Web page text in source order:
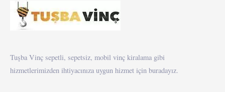
Tuşba Vinç sepetli, sepetsiz, mobil vinç kiralama gibi
hizmetlerimizden ihtiyacınıza uygun hizmet için buradayız.